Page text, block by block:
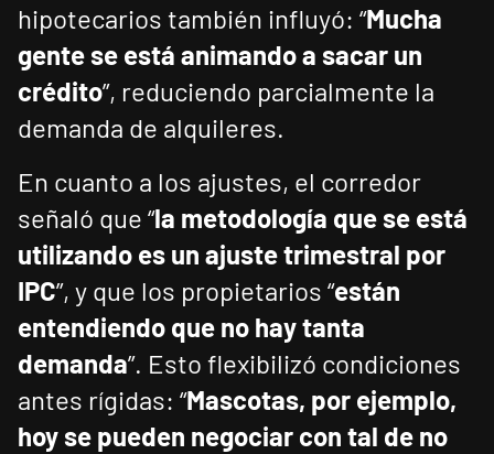
hipotecarios también influyó: “Mucha
gente se está animando a sacar un
crédito”, reduciendo parcialmente la
demanda de alquileres.
En cuanto a los ajustes, el corredor
señaló que “la metodología que se está
utilizando es un ajuste trimestral por
IPC”, y que los propietarios “están
entendiendo que no hay tanta
demanda”. Esto flexibilizó condiciones
antes rígidas: “Mascotas, por ejemplo,
hoy se pueden negociar con tal de no